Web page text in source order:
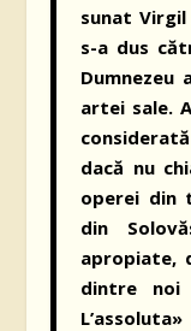
sunat Virgil
s-a dus
artei sale.
dacă nu
operei din
din
apropiate,
dintre noi